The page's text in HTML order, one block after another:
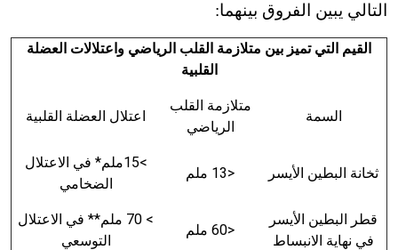
التالي يبين الفروق بينهما:
القيم التي تميز بين متلازمة القلب الرياضي واعتلالات العضلة
القلبية
السمة
متلازمة القلب
الرياضي
اعتلال العضلة القلبية
ثخانة البطين الأيسر <13 ملم
>15ملم* في الاعتلال
الضخامي
قطر البطين الأيسر
في نهاية الانبساط
<60 ملم
<
70 ملم** في الاعتلال
التوسعي